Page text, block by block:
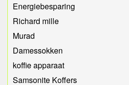
Energiebesparing
Richard mille
Murad
Damessokken
koffie apparaat
Samsonite Koffers